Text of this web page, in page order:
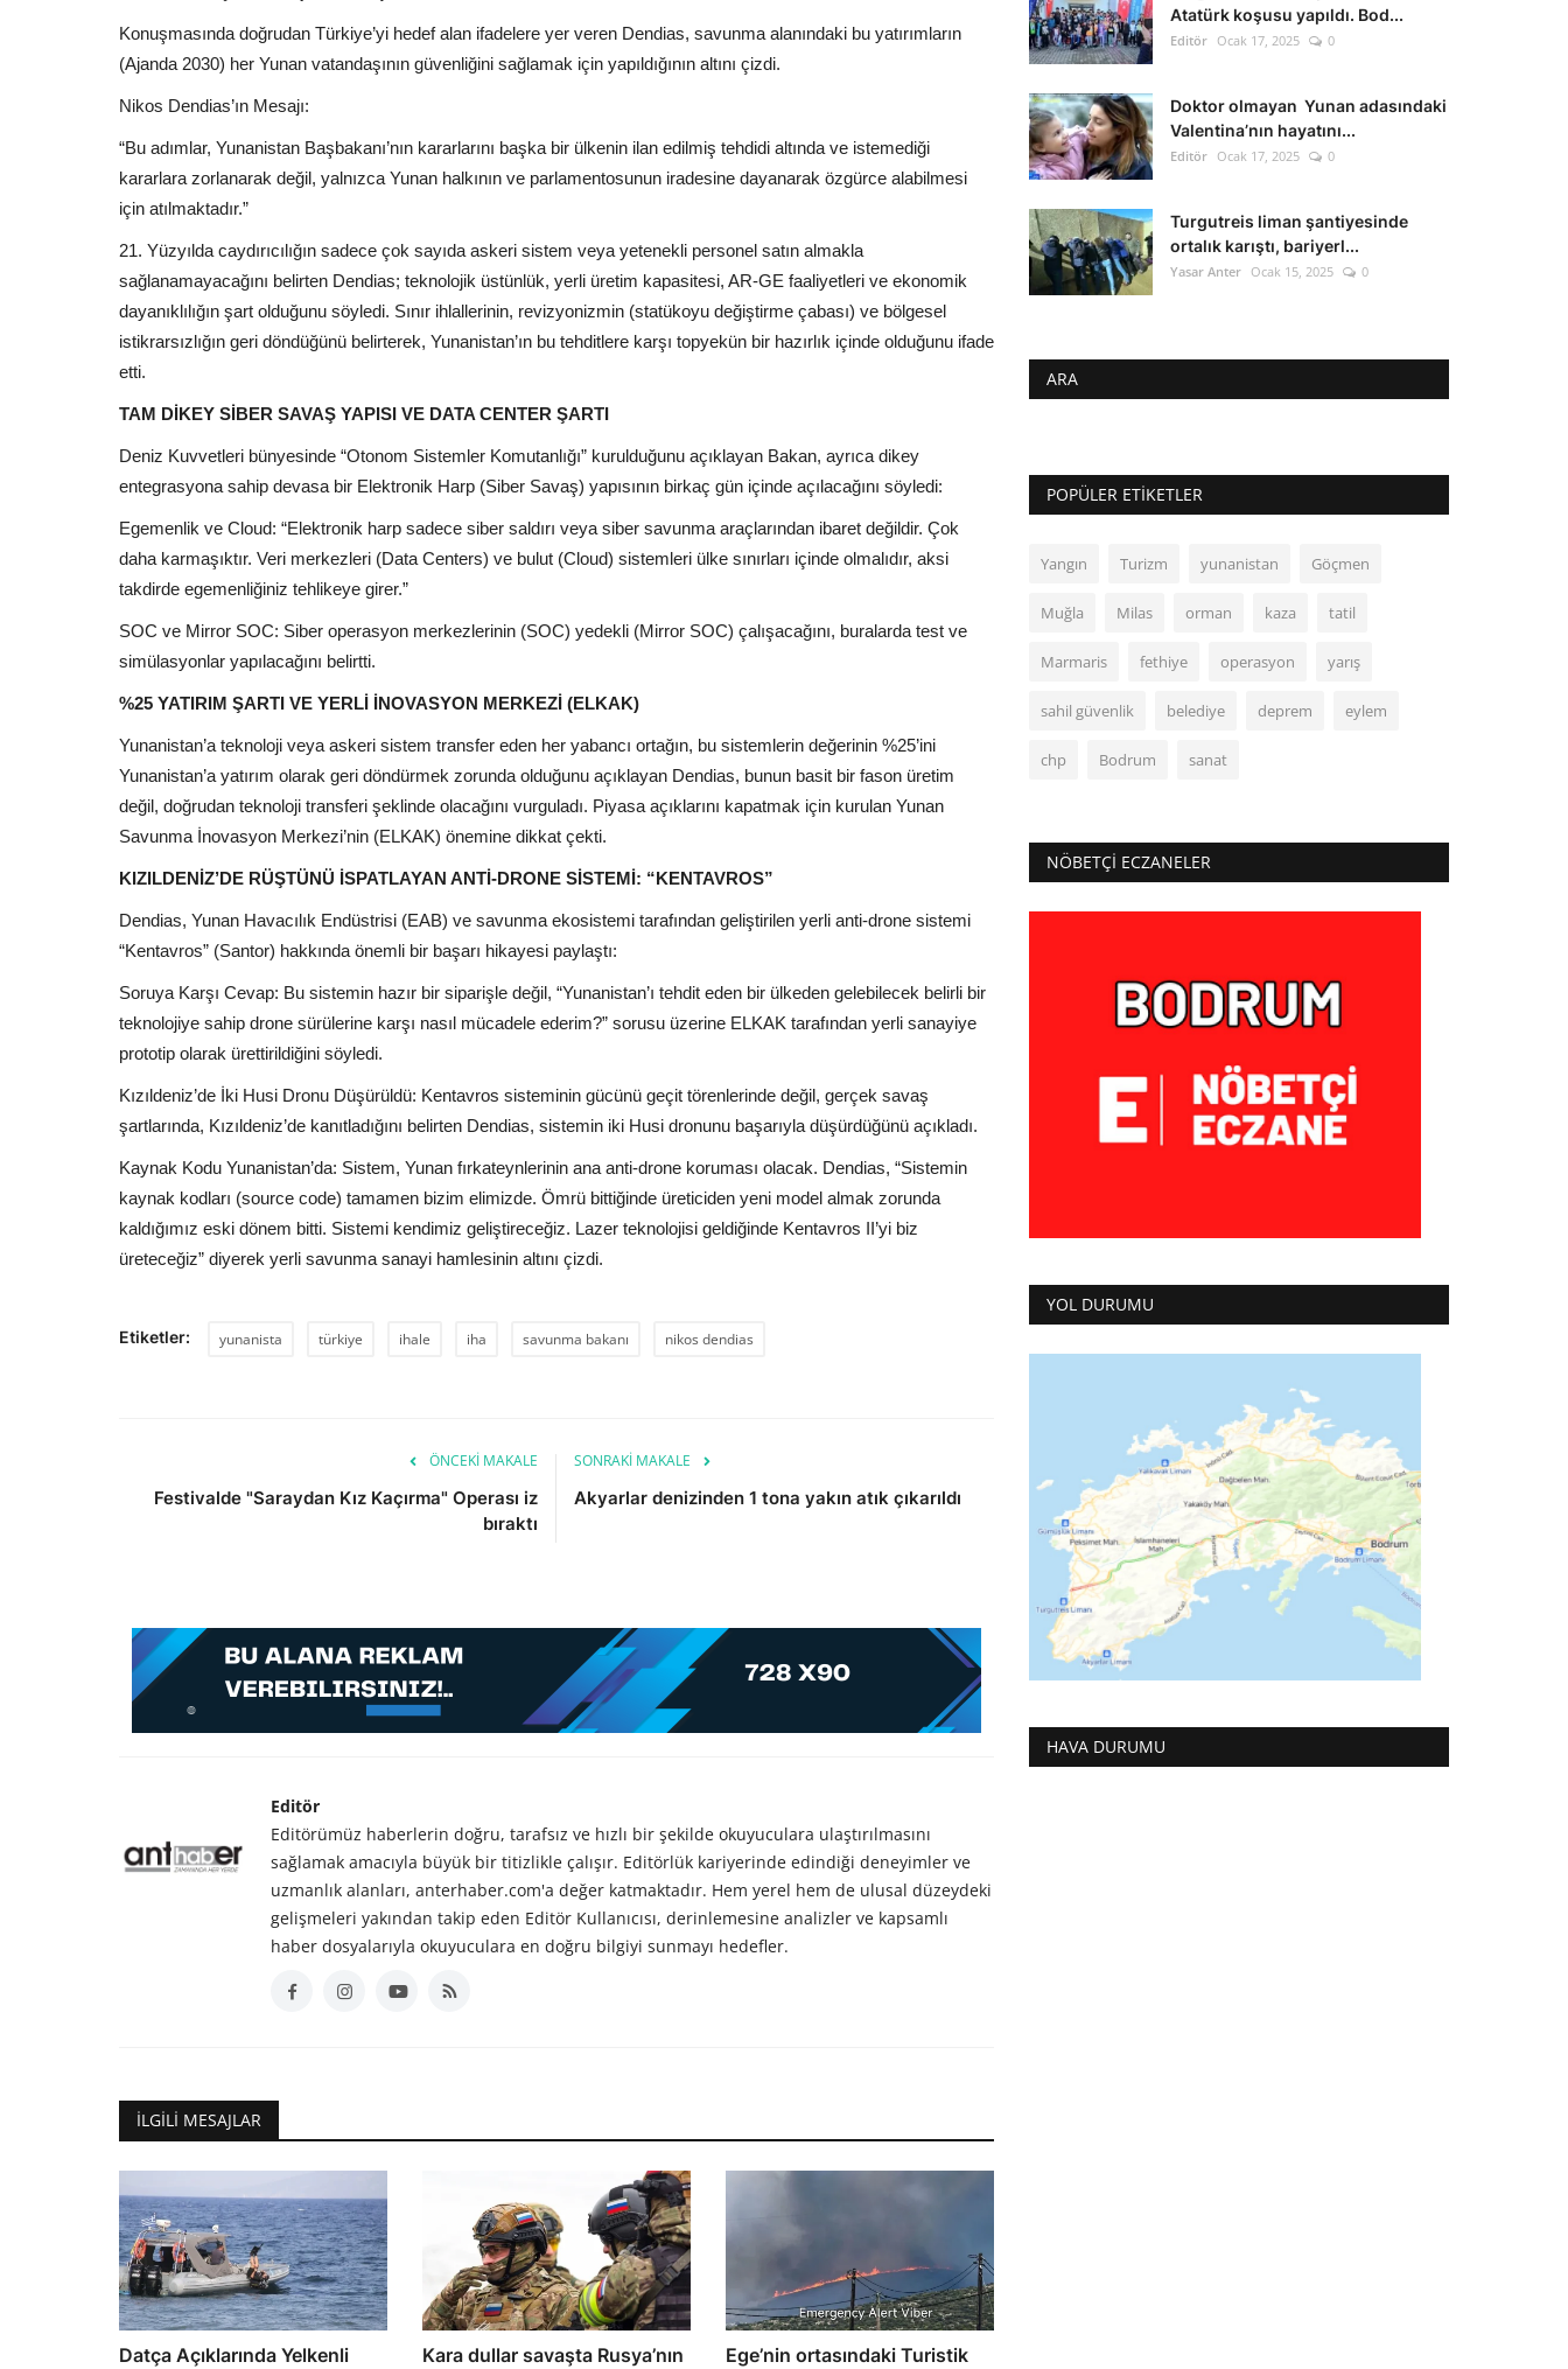
Konuşmasında doğrudan Türkiye’yi hedef alan ifadelere yer veren Dendias, savunma alanındaki bu yatırımların
(Ajanda 2030) her Yunan vatandaşının güvenliğini sağlamak için yapıldığının altını çizdi.
Nikos Dendias’ın Mesajı:
“Bu adımlar, Yunanistan Başbakanı’nın kararlarını başka bir ülkenin ilan edilmiş tehdidi altında ve istemediği
kararlara zorlanarak değil, yalnızca Yunan halkının ve parlamentosunun iradesine dayanarak özgürce alabilmesi
için atılmaktadır.”
21. Yüzyılda caydırıcılığın sadece çok sayıda askeri sistem veya yetenekli personel satın almakla
sağlanamayacağını belirten Dendias; teknolojik üstünlük, yerli üretim kapasitesi, AR-GE faaliyetleri ve ekonomik
dayanıklılığın şart olduğunu söyledi. Sınır ihlallerinin, revizyonizmin (statükoyu değiştirme çabası) ve bölgesel
istikrarsızlığın geri döndüğünü belirterek, Yunanistan’ın bu tehditlere karşı topyekün bir hazırlık içinde olduğunu ifade
etti.
TAM DİKEY SİBER SAVAŞ YAPISI VE DATA CENTER ŞARTI
Deniz Kuvvetleri bünyesinde “Otonom Sistemler Komutanlığı” kurulduğunu açıklayan Bakan, ayrıca dikey
entegrasyona sahip devasa bir Elektronik Harp (Siber Savaş) yapısının birkaç gün içinde açılacağını söyledi:
Egemenlik ve Cloud: “Elektronik harp sadece siber saldırı veya siber savunma araçlarından ibaret değildir. Çok
daha karmaşıktır. Veri merkezleri (Data Centers) ve bulut (Cloud) sistemleri ülke sınırları içinde olmalıdır, aksi
takdirde egemenliğiniz tehlikeye girer.”
SOC ve Mirror SOC: Siber operasyon merkezlerinin (SOC) yedekli (Mirror SOC) çalışacağını, buralarda test ve
simülasyonlar yapılacağını belirtti.
%25 YATIRIM ŞARTI VE YERLİ İNOVASYON MERKEZİ (ELKAK)
Yunanistan’a teknoloji veya askeri sistem transfer eden her yabancı ortağın, bu sistemlerin değerinin %25’ini
Yunanistan’a yatırım olarak geri döndürmek zorunda olduğunu açıklayan Dendias, bunun basit bir fason üretim
değil, doğrudan teknoloji transferi şeklinde olacağını vurguladı. Piyasa açıklarını kapatmak için kurulan Yunan
Savunma İnovasyon Merkezi’nin (ELKAK) önemine dikkat çekti.
KIZILDENİZ’DE RÜŞTÜNÜ İSPATLAYAN ANTİ-DRONE SİSTEMİ: “KENTAVROS”
Dendias, Yunan Havacılık Endüstrisi (EAB) ve savunma ekosistemi tarafından geliştirilen yerli anti-drone sistemi
“Kentavros” (Santor) hakkında önemli bir başarı hikayesi paylaştı:
Soruya Karşı Cevap: Bu sistemin hazır bir siparişle değil, “Yunanistan’ı tehdit eden bir ülkeden gelebilecek belirli bir
teknolojiye sahip drone sürülerine karşı nasıl mücadele ederim?” sorusu üzerine ELKAK tarafından yerli sanayiye
prototip olarak ürettirildiğini söyledi.
Kızıldeniz’de İki Husi Dronu Düşürüldü: Kentavros sisteminin gücünü geçit törenlerinde değil, gerçek savaş
şartlarında, Kızıldeniz’de kanıtladığını belirten Dendias, sistemin iki Husi dronunu başarıyla düşürdüğünü açıkladı.
Kaynak Kodu Yunanistan’da: Sistem, Yunan fırkateynlerinin ana anti-drone koruması olacak. Dendias, “Sistemin
kaynak kodları (source code) tamamen bizim elimizde. Ömrü bittiğinde üreticiden yeni model almak zorunda
kaldığımız eski dönem bitti. Sistemi kendimiz geliştireceğiz. Lazer teknolojisi geldiğinde Kentavros II’yi biz
üreteceğiz” diyerek yerli savunma sanayi hamlesinin altını çizdi.
Etiketler: yunanista türkiye ihale iha savunma bakanı nikos dendias
ÖNCEKI MAKALE
Festivalde "Saraydan Kız Kaçırma" Operası iz
bıraktı
SONRAKI MAKALE
Akyarlar denizinden 1 tona yakın atık çıkarıldı
Editör
Editörümüz haberlerin doğru, tarafsız ve hızlı bir şekilde okuyuculara ulaştırılmasını
sağlamak amacıyla büyük bir titizlikle çalışır. Editörlük kariyerinde edindiği deneyimler ve
uzmanlık alanları, anterhaber.com'a değer katmaktadır. Hem yerel hem de ulusal düzeydeki
gelişmeleri yakından takip eden Editör Kullanıcısı, derinlemesine analizler ve kapsamlı
haber dosyalarıyla okuyuculara en doğru bilgiyi sunmayı hedefler.
İLGILI MESAJLAR
Datça Açıklarında Yelkenli
Kara dullar savaşta Rusya’nın
Ege’nin ortasındaki Turistik
Atatürk koşusu yapıldı. Bod...
Editör Ocak 17, 2025 0
Doktor olmayan Yunan adasındaki
Valentina’nın hayatını...
Editör Ocak 17, 2025 0
Turgutreis liman şantiyesinde
ortalık karıştı, bariyerl...
Yasar Anter Ocak 15, 2025 0
ARA
POPÜLER ETIKETLER
Yangın Turizm yunanistan Göçmen
Muğla Milas orman kaza tatil
Marmaris fethiye operasyon yarış
sahil güvenlik belediye deprem eylem
chp Bodrum sanat
NÖBETÇI ECZANELER
YOL DURUMU
HAVA DURUMU